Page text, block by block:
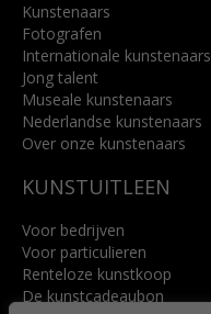
Kunstenaars
Fotografen
Internationale kunstenaars
Jong talent
Museale kunstenaars
Nederlandse kunstenaars
Over onze kunstenaars
KUNSTUITLEEN
Voor bedrijven
Voor particulieren
Renteloze kunstkoop
De kunstcadeaubon